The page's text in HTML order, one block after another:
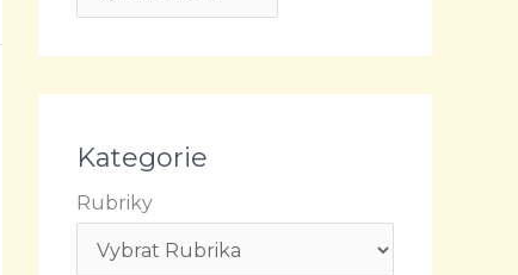
Kategorie
Rubriky